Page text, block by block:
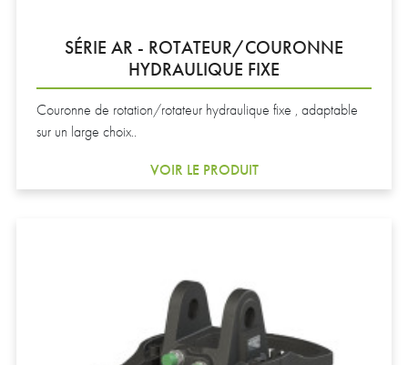
SÉRIE AR - ROTATEUR/COURONNE
HYDRAULIQUE FIXE
Couronne de rotation/rotateur hydraulique fixe , adaptable
sur un large choix..
VOIR LE PRODUIT